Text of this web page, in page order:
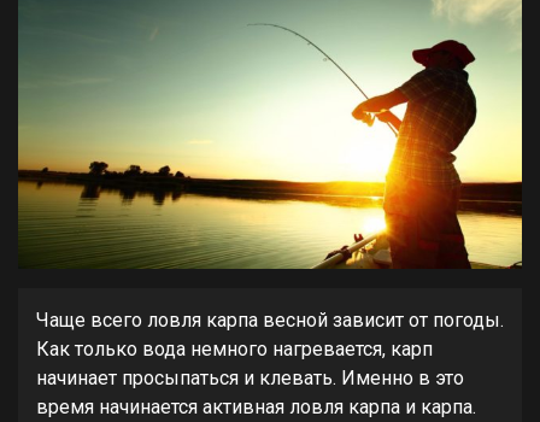
Чаще всего ловля карпа весной зависит от погоды.
Как только вода немного нагревается, карп
начинает просыпаться и клевать. Именно в это
время начинается активная ловля карпа и карпа.